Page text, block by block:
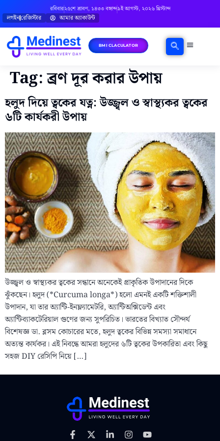
রবিবার২৫শে শ্রাবণ, ১৪৩৩ বঙ্গাব্দ৯ই আগস্ট, ২০২৬ খ্রিস্টাব্দ
লগইনরেজিস্টার আমার অ্যাকাউন্ট
BMI CLACULATOR
Tag:ব্রণ দূর করার উপায়
হলুদ দিয়ে ত্বকের যত্ন: উজ্জ্বল ও স্বাস্থ্যকর ত্বকের
৬টি কার্যকরী উপায়
উজ্জ্বল ও স্বাস্থ্যকর ত্বকের সন্ধানে অনেকেই প্রাকৃতিক উপাদানের দিকে
ঝুঁকছেন। হলুদ (*Curcuma longa*) হলো এমনই একটি শক্তিশালী
উপাদান, যা তার অ্যান্টি-ইনফ্ল্যামেটরি, অ্যান্টিঅক্সিডেন্ট এবং
অ্যান্টিব্যাকটেরিয়াল গুণের জন্য সুপরিচিত। ভারতের বিখ্যাত সৌন্দর্য
বিশেষজ্ঞ ডা. ব্লসম কোচারের মতে, হলুদ ত্বকের বিভিন্ন সমস্যা সমাধানে
অত্যন্ত কার্যকর। এই নিবন্ধে আমরা হলুদের ৬টি ত্বকের উপকারিতা এবং কিছু
সহজ DIY রেসিপি নিয়ে […]